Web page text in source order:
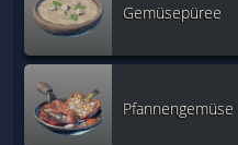
Gemüsepüree
Pfannengemüse